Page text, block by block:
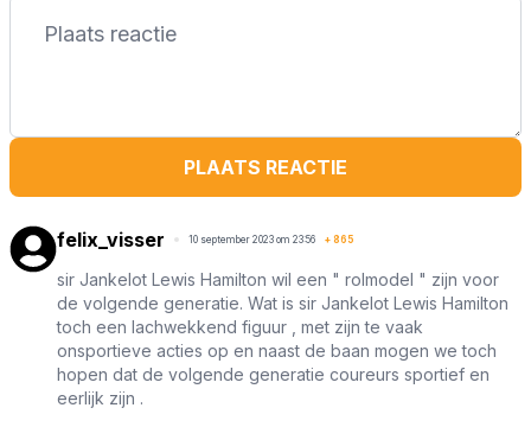
PLAATS REACTIE
felix_visser 10 september 2023 om 23:56 + 865
sir Jankelot Lewis Hamilton wil een " rolmodel " zijn voor
de volgende generatie. Wat is sir Jankelot Lewis Hamilton
toch een lachwekkend figuur , met zijn te vaak
onsportieve acties op en naast de baan mogen we toch
hopen dat de volgende generatie coureurs sportief en
eerlijk zijn .